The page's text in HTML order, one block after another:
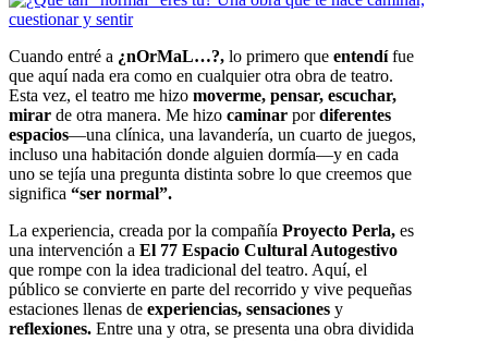
Cuando entré a ¿nOrMaL…?, lo primero que entendífue
que aquí nada era como en cualquier otra obra de teatro.
Esta vez, el teatro me hizo moverme, pensar, escuchar,
mirar de otra manera. Me hizo caminar pordiferentes
espacios—una clínica, una lavandería, un cuarto de juegos,
incluso una habitación donde alguien dormía—y en cada
uno se tejía una pregunta distinta sobre lo que creemos que
significa “ser normal”.
La experiencia, creada por la compañía Proyecto Perla, es
una intervención a El 77 Espacio Cultural Autogestivo
que rompe con la idea tradicional del teatro. Aquí, el
público se convierte en parte del recorrido y vive pequeñas
estaciones llenas de experiencias, sensaciones y
reflexiones. Entre una y otra, se presenta una obra dividida